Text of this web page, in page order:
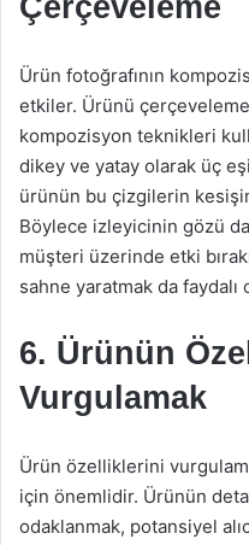
Çerçeveleme
Ürün fotoğrafının
etkiler. Ürünü
kompozisyon teknikleri
dikey ve yatay olarak üç
ürünün bu çizgilerin
Böylece izleyicinin gözü
müşteri üzerinde etki
sahne yaratmak da faydalı
6. Ürünün
Vurgulamak
Ürün özelliklerini
için önemlidir. Ürünün
odaklanmak, potansiyel